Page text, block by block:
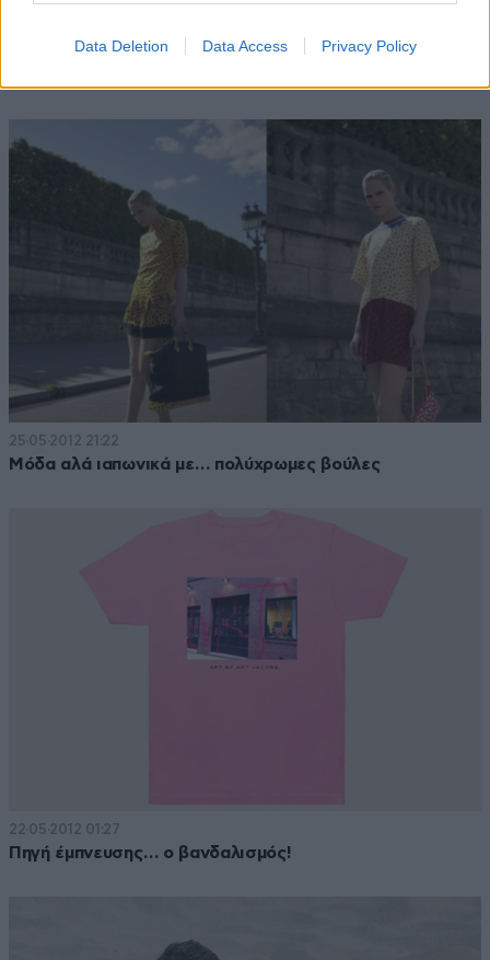
Data Deletion Data Access Privacy Policy
26·06·2013 13:03
25·05·2012 21:22
Μόδα αλά ιαπωνικά με… πολύχρωμες βούλες
22·05·2012 01:27
Πηγή έμπνευσης… ο βανδαλισμός!